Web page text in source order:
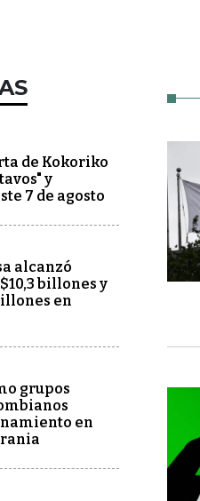
de Kokoriko
y
7 de agosto
alcanzó
billones y
en
grupos
en